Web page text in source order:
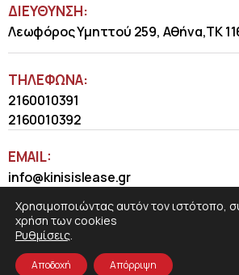
ΔΙΕΥΘΥΝΣΗ:
Λεωφόρος Υμηττού 259, Αθήνα,ΤΚ
ΤΗΛΈΦΩΝΑ:
2160010391
2160010392
EMAIL:
info@kinisislease.gr
Χρησιμοποιώντας αυτόν τον ιστότοπο,
χρήση των cookies
Ρυθμίσεις.
Αποδοχή Απόρριψη